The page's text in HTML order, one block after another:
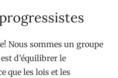
Nous sommes un groupe
d’équilibrer le
que les lois et les